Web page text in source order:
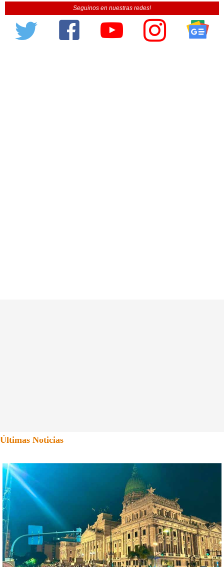
Seguinos en nuestras redes!
Últimas Noticias